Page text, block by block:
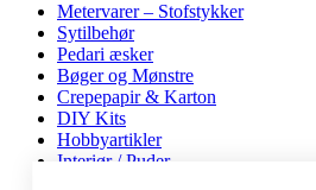
Metervarer – Stofstykker
Sytilbehør
Pedari æsker
Bøger og Mønstre
Crepepapir & Karton
DIY Kits
Hobbyartikler
Interiør / Puder